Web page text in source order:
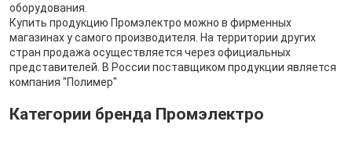
оборудования.
Купить продукцию Промэлектро можно в фирменных
магазинах у самого производителя. На территории других
стран продажа осуществляется через официальных
представителей. В России поставщиком продукции является
компания "Полимер"
Категории бренда Промэлектро